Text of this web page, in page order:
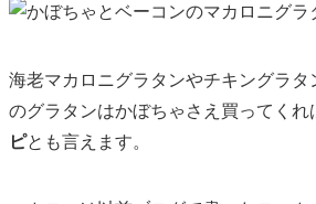
海老マカロニグラタンやチキングラ
のグラタンはかぼちゃさえ買ってくれ
ピとも言えます。